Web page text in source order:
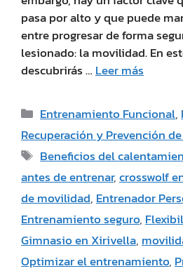
pasa por alto y que puede
entre progresar de forma
lesionado: la movilidad. En
descubrirás … Leer más
Entrenamiento Funcional,
Recuperación y Prevención
Beneficios del
antes de entrenar,crosswolf
de movilidad, Entrenador
Entrenamiento seguro,
Gimnasio en Xirivella,
Optimizar el entrenamiento,